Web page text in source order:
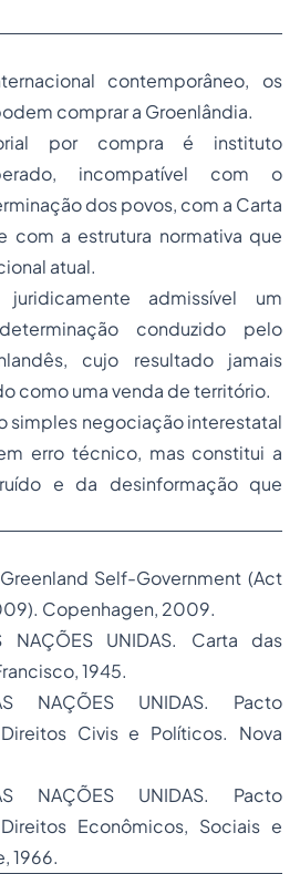
contemporâneo, os
comprar a Groenlândia.
por compra é instituto
incompatível com o
dos povos, com a Carta
com a estrutura normativa que
atual.
admissível um
conduzido pelo
cujo resultado jamais
como uma venda de território.
simples negociação interestatal
erro técnico, mas constitui a
e da desinformação que
Self-Government (Act
. Copenhagen, 2009.
NAÇÕES UNIDAS. Carta das
1945.
NAÇÕES UNIDAS. Pacto
Civis e Políticos. Nova
NAÇÕES UNIDAS. Pacto
Econômicos, Sociais e
1966.